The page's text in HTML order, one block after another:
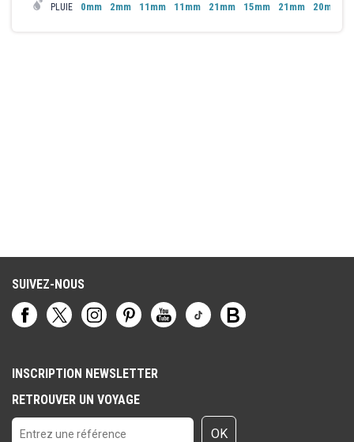
PLUIE
0mm 2mm 11mm 11mm 21mm 15mm 21mm 20mm
SUIVEZ-NOUS
INSCRIPTION NEWSLETTER
RETROUVER UN VOYAGE
OK